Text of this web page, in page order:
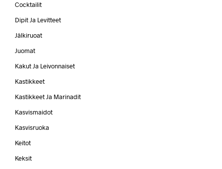
Cocktailit
Dipit Ja Levitteet
Jälkiruoat
Juomat
Kakut Ja Leivonnaiset
Kastikkeet
Kastikkeet Ja Marinadit
Kasvismaidot
Kasvisruoka
Keitot
Keksit